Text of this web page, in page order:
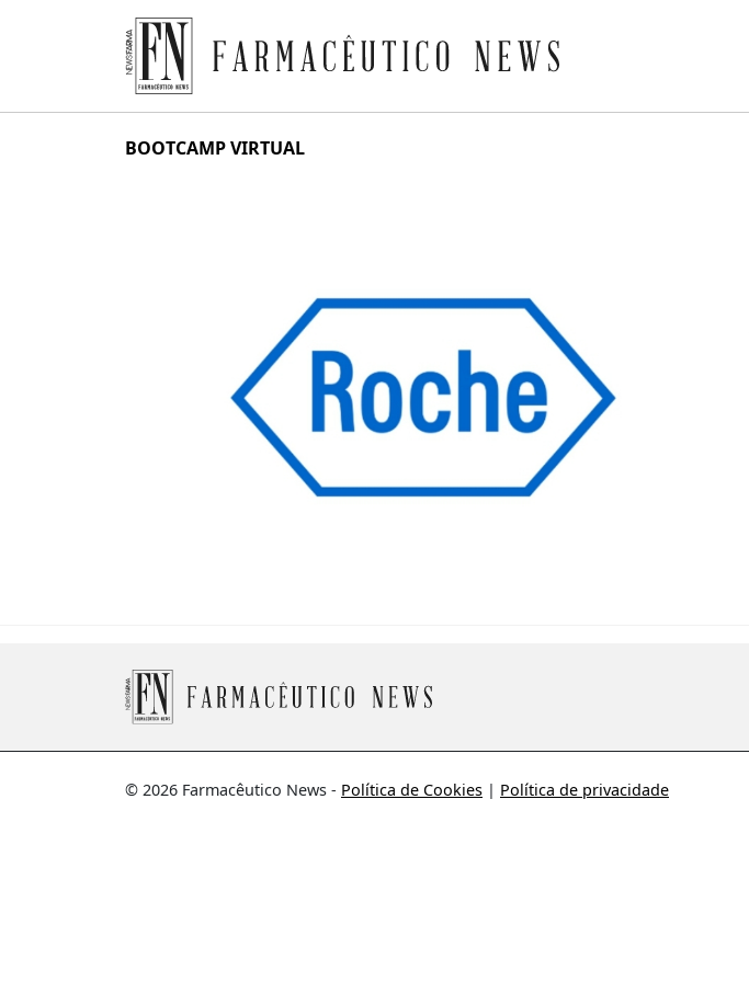
Farmacêutico News
BOOTCAMP VIRTUAL
© 2026 Farmacêutico News - Política de Cookies | Política de privacidade